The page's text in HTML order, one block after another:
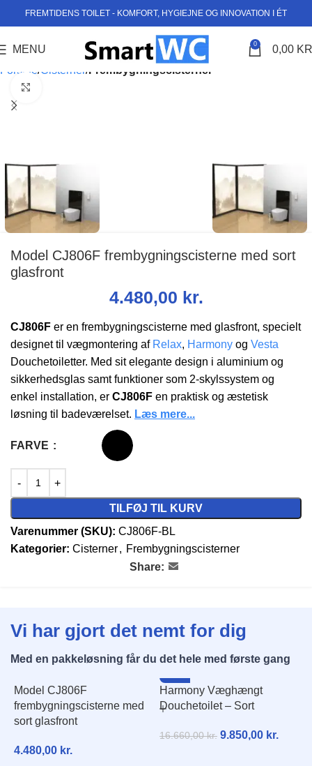
FREMTIDENS TOILET - KOMFORT, HYGIEJNE OG INNOVATION I ÉT
MENU 0 0,00
Forside Cisterner Frembygningscisterner
Model CJ806F frembygningscisterne med sort
glasfront
4.480,00 kr.
CJ806F er en frembygningscisterne med glasfront, specielt
designet til vægmontering af Relax, Harmony og Vesta
Douchetoiletter. Med sit elegante design i aluminium og
sikkerhedsglas samt funktioner som 2-skylssystem og
enkel installation, er CJ806F en praktisk og æstetisk
løsning til badeværelset. Læs mere...
FARVE
TILFØJ TIL KURV
Varenummer (SKU): CJ806F-BL
Kategorier: Cisterner, Frembygningscisterner
Share:
Vi har gjort det nemt for dig
Med en pakkeløsning får du det hele med første gang
Model CJ806F
frembygningscisterne med
sort glasfront
4.480,00 kr.
-41%
Harmony Væghængt
Douchetoilet – Sort
16.660,00kr. 9.850,00 kr.